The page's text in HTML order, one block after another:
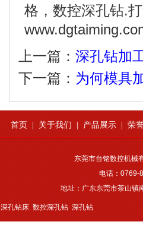
格，数控深孔钻.
上一篇： 深孔钻加
下一篇： 为何模具
首页 关于我们 产品展示| 荣
东莞市台铭数控机械
电话：0769-
地址：广东东莞市茶山镇
深孔钻床 数控深孔钻 深孔钻